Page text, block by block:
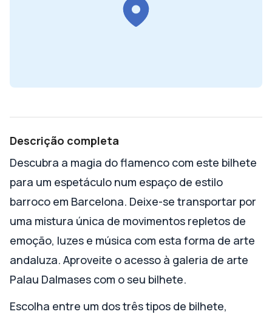
Descrição completa
Descubra a magia do flamenco com este bilhete
para um espetáculo num espaço de estilo
barroco em Barcelona. Deixe-se transportar por
uma mistura única de movimentos repletos de
emoção, luzes e música com esta forma de arte
andaluza. Aproveite o acesso à galeria de arte
Palau Dalmases com o seu bilhete.
Escolha entre um dos três tipos de bilhete,